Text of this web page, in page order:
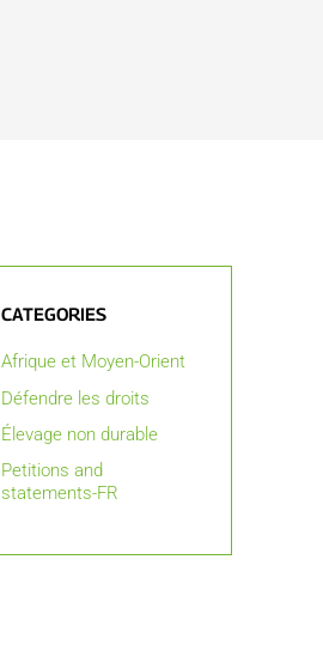
CATEGORIES
Afrique et Moyen-Orient
Défendre les droits
Élevage non durable
Petitions and
statements-FR